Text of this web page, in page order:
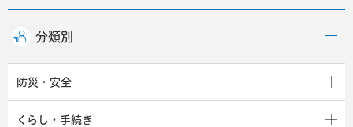
分類別
防災・安全
くらし・手続き